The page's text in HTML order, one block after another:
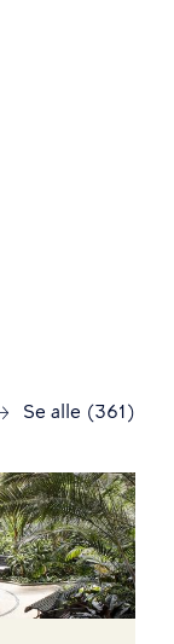
Se alle (361)